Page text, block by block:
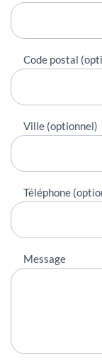
Code postal
Ville (optionnel)
Téléphone
Message